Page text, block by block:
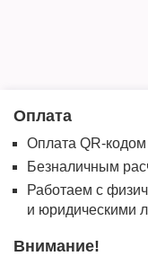
Оплата
Оплата QR-кодом
Безналичным
Работаем с
и юридическими
Внимание!